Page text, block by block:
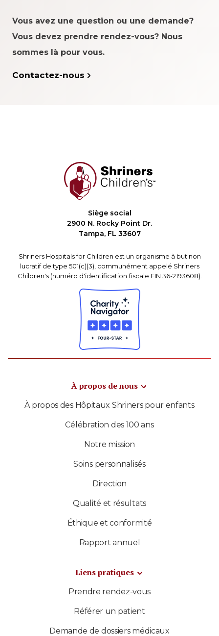
Vous avez une question ou une demande?
Vous devez prendre rendez-vous? Nous
sommes là pour vous.
Contactez-nous
Siège social
2900 N. Rocky Point Dr.
Tampa, FL 33607
Shriners Hospitals for Children est un organisme à but non
lucratif de type 501(c)(3), communément appelé Shriners
Children's (numéro d'identification fiscale EIN 36-2193608).
À propos de nous
À propos des Hôpitaux Shriners pour enfants
Célébration des 100 ans
Notre mission
Soins personnalisés
Direction
Qualité et résultats
Éthique et conformité
Rapport annuel
Liens pratiques
Prendre rendez-vous
Référer un patient
Demande de dossiers médicaux